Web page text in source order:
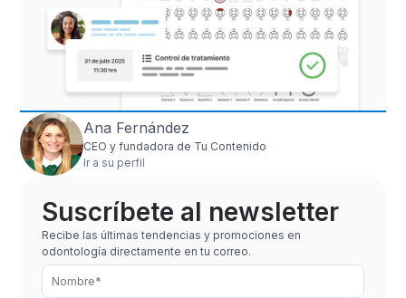
Ana Fernández
CEO y fundadora de Tu Contenido
Ir a su perfil
Suscríbete al newsletter
Recibe las últimas tendencias y promociones en
odontología directamente en tu correo.